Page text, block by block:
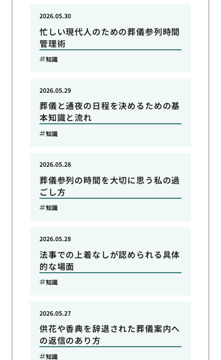
忙しい現代人のための葬儀参列時間
管理術
2026.05.30
知識
葬儀と通夜の日程を決めるための基
本知識と流れ
2026.05.29
知識
葬儀参列の時間を大切に思う私の過
ごし方
2026.05.28
知識
法事での上着なしが認められる具体
的な場面
2026.05.28
知識
供花や香典を辞退された葬儀案内へ
の返信のあり方
2026.05.27
知識